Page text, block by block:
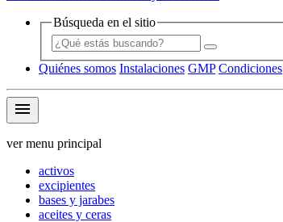
Búsqueda en el sitio
Quiénes somos Instalaciones GMP Condiciones
menu
ver menu principal
activos
excipientes
bases y jarabes
aceites y ceras